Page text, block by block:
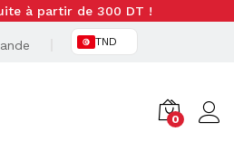
à partir de 300 DT !
TND
0